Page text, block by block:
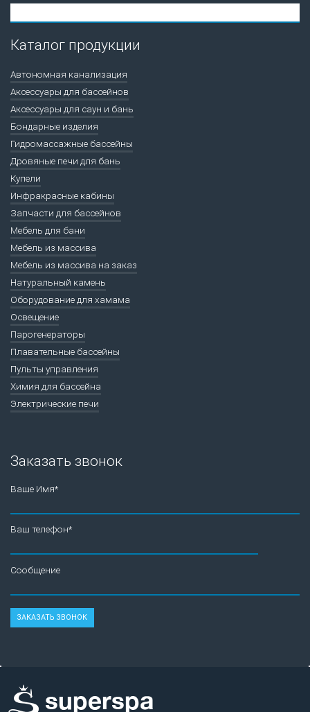
Каталог продукции
Автономная канализация
Аксессуары для бассейнов
Аксессуары для саун и бань
Бондарные изделия
Гидромассажные бассейны
Дровяные печи для бань
Купели
Инфракрасные кабины
Запчасти для бассейнов
Мебель для бани
Мебель из массива
Мебель из массива на заказ
Натуральный камень
Оборудование для хамама
Освещение
Парогенераторы
Плавательные бассейны
Пульты управления
Химия для бассейна
Электрические печи
Заказать звонок
Ваше Имя*
Ваш телефон*
Сообщение